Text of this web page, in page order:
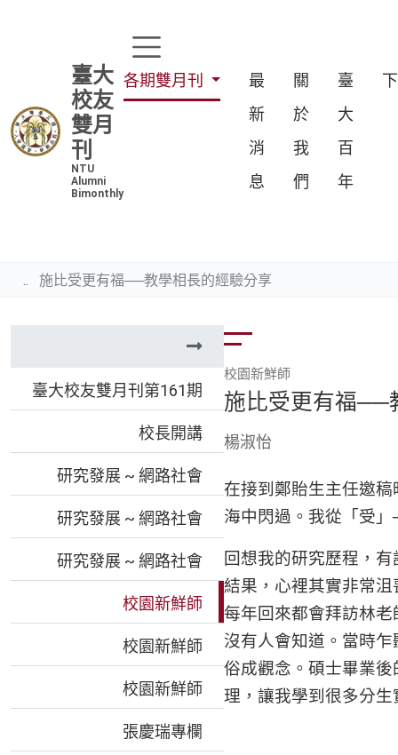
臺大
校友
雙月
刊
NTU
Alumni
Bimonthly
各期雙月刊
最
新
消
息
關
於
我
們
臺
大
百
年
施比受更有福──教學相長的經驗分享
臺大校友雙月刊第161期
校長開講
研究發展 ~ 網路社會
研究發展 ~ 網路社會
研究發展 ~ 網路社會
校園新鮮師
校園新鮮師
校園新鮮師
張慶瑞專欄
校園新鮮師
施比受更有福──
楊淑怡
在接到鄭貽生主任邀
海中閃過。我從「受
回想我的研究歷程，
結果，心裡其實非常
每年回來都會拜訪林
沒有人會知道。當時
俗成觀念。碩士畢業
理，讓我學到很多分